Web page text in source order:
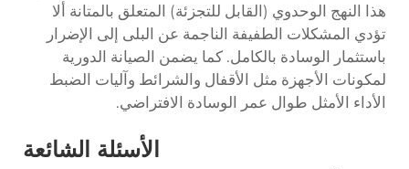
هذا النهج الوحدوي (القابل للتجزئة) المتعلق بالمتانة ألا
تؤدي المشكلات الطفيفة الناجمة عن البلى إلى الإضرار
باستثمار الوسادة بالكامل. كما يضمن الصيانة الدورية
لمكونات الأجهزة مثل الأقفال والشرائط وآليات الضبط
الأداء الأمثل طوال عمر الوسادة الافتراضي.
الأسئلة الشائعة